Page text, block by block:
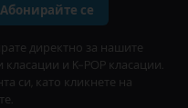
Абонирайте се
директно за нашите
и K-POP класации.
си, като кликнете на